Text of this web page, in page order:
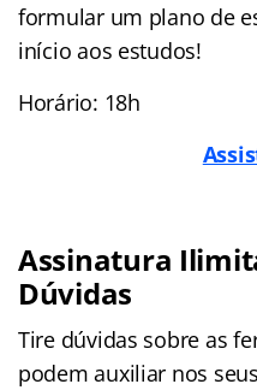
formular um plano de
início aos estudos!
Horário: 18h
Assinatura
Dúvidas
Tire dúvidas sobre as
podem auxiliar nos